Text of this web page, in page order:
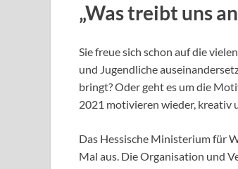
„Was treibt uns
Sie freue sich schon auf die
und Jugendliche
bringt? Oder geht es um die
2021 motivieren wieder, kreativ
Das Hessische Ministerium für
Mal aus. Die Organisation und